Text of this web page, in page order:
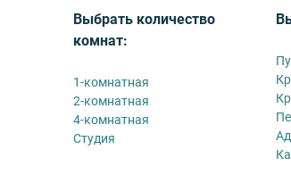
Выбрать количество
комнат:
1-комнатная
2-комнатная
4-комнатная
Студия